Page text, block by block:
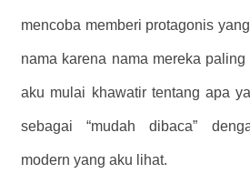
mencoba memberi protagonis
nama karena nama mereka
aku mulai khawatir tentang apa
sebagai “mudah dibaca”
modern yang aku lihat.